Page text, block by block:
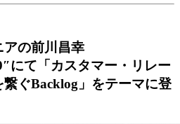
の前川昌幸
にて「カスタマー・リレー
ぐBacklog」をテーマに登